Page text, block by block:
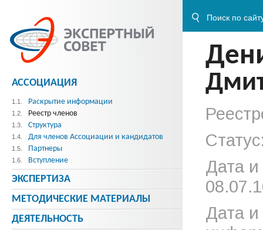
Дата
Дата и
АССОЦИАЦИЯ
1.1. Раскрытие информации
1.2. Реестр членов
1.3. Структура
1.4. Для членов Ассоциации и кандидатов
1.5. Партнеры
1.6. Вступление
ЭКСПЕРТИЗА
МЕТОДИЧЕСКИE МАТЕРИАЛЫ
ДЕЯТЕЛЬНОСТЬ